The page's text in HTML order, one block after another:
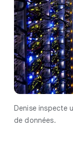
Denise inspecte
de données.